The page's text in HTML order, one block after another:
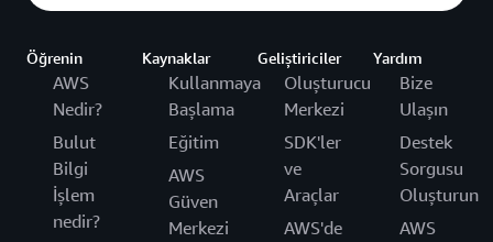
Öğrenin
AWS
Nedir?
Bulut
Bilgi
İşlem
nedir?
Kaynaklar
Kullanmaya
Başlama
Eğitim
AWS
Güven
Merkezi
Geliştiriciler
Oluşturucu
Merkezi
SDK'ler
ve
Araçlar
AWS'de
Yardım
Bize
Ulaşın
Destek
Sorgusu
Oluşturun
AWS